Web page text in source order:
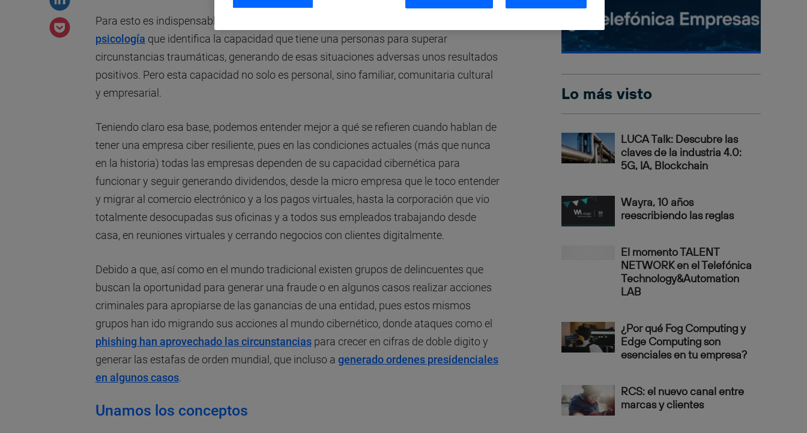
Para esto es indispensable entender el origen de la palabra, pues es un
psicología que identifica la capacidad que tiene una personas para superar
circunstancias traumáticas, generando de esas situaciones adversas unos resultados
positivos. Pero esta capacidad no solo es personal, sino familiar, comunitaria cultural
y empresarial.
Teniendo claro esa base, podemos entender mejor a qué se refieren cuando hablan de
tener una empresa ciber resiliente, pues en las condiciones actuales (más que nunca
en la historia) todas las empresas dependen de su capacidad cibernética para
funcionar y seguir generando dividendos, desde la micro empresa que le toco entender
y migrar al comercio electrónico y a los pagos virtuales, hasta la corporación que vio
totalmente desocupadas sus oficinas y a todos sus empleados trabajando desde
casa, en reuniones virtuales y cerrando negocios con clientes digitalmente.
Debido a que, así como en el mundo tradicional existen grupos de delincuentes que
buscan la oportunidad para generar una fraude o en algunos casos realizar acciones
criminales para apropiarse de las ganancias de una entidad, pues estos mismos
grupos han ido migrando sus acciones al mundo cibernético, donde ataques como el
phishing han aprovechado las circunstanciaspara crecer en cifras de doble digito y
generar las estafas de orden mundial, que incluso a generado ordenes presidenciales
en algunos casos.
Unamos los conceptos
Lo más visto
LUCA Talk: Descubre las
claves de la industria 4.0:
5G, IA, Blockchain
Wayra, 10 años
reescribiendo las reglas
El momento TALENT
NETWORK en el Telefónica
Technology&Automation
LAB
¿Por qué Fog Computing y
Edge Computing son
esenciales en tu empresa?
RCS: el nuevo canal entre
marcas y clientes